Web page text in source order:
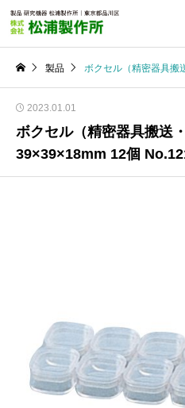
製品 ボクセル（精密器具搬
2023.01.01
ボクセル（精密器具搬送
39×39×18mm 12個